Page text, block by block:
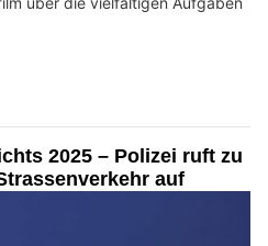
2025 – Polizei ruft zu
auf